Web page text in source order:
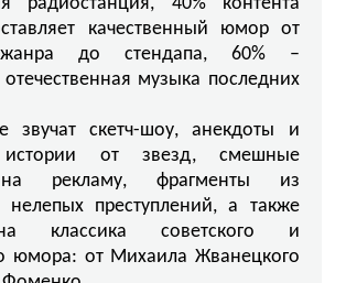
качественный юмор от
жанра до стендапа, 60% –
отечественная музыка последних
звучат скетч-шоу, анекдоты и
истории от звезд, смешные
рекламу, фрагменты из
нелепых преступлений, а также
классика советского и
юмора: от Михаила Жванецкого